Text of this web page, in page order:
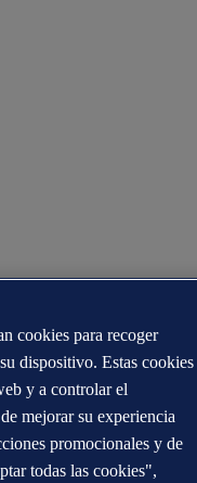
cookies para recoger
dispositivo. Estas cookies
y a controlar el
mejorar su experiencia
promocionales y de
todas las cookies",